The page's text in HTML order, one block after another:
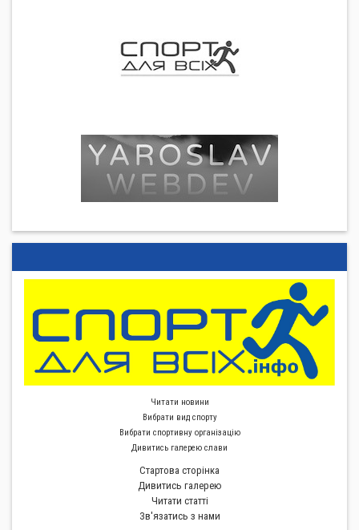
Читати новини
Вибрати вид спорту
Вибрати спортивну органiзацiю
Дивитись галерею слави
Стартова сторiнка
Дивитись галерею
Читати статті
Зв'язатись з нами